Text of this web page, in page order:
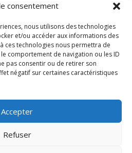
consentement
nous utilisons des technologies
et/ou accéder aux informations des
ces technologies nous permettra de
comportement de navigation ou les ID
pas consentir ou de retirer son
négatif sur certaines caractéristiques
Accepter
Refuser